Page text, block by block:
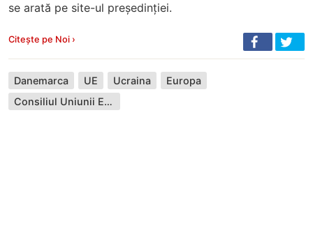
se arată pe site-ul președinției.
Citește pe Noi ›
Danemarca UE Ucraina
Europa
Consiliul Uniunii Europene